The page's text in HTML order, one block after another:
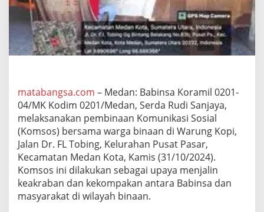
0
4
/
M
K
J
i
n
K
e
a
k
r
a
b
a
n
matabangsa.com – Medan: Babinsa Koramil 0201-
04/MK Kodim 0201/Medan, Serda Rudi Sanjaya,
melaksanakan pembinaan Komunikasi Sosial
(Komsos) bersama warga binaan di Warung Kopi,
Jalan Dr. FL Tobing, Kelurahan Pusat Pasar,
Kecamatan Medan Kota, Kamis (31/10/2024).
Komsos ini dilakukan sebagai upaya menjalin
keakraban dan kekompakan antara Babinsa dan
masyarakat di wilayah binaan.